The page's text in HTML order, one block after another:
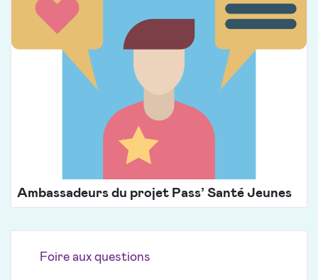
Ambassadeurs du projet Pass’ Santé Jeunes
Foire aux questions